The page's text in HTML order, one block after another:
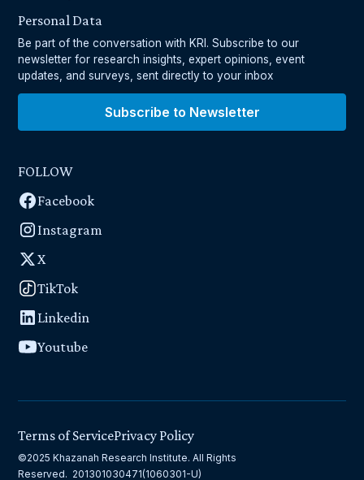
Personal Data
Be part of the conversation with KRI. Subscribe to our
newsletter for research insights, expert opinions, event
updates, and surveys, sent directly to your inbox
Subscribe to Newsletter
FOLLOW
Facebook
Instagram
X
TikTok
Linkedin
Youtube
©2025 Khazanah Research Institute. All Rights
Reserved. 201301030471(1060301-U)
Terms of ServicePrivacy Policy